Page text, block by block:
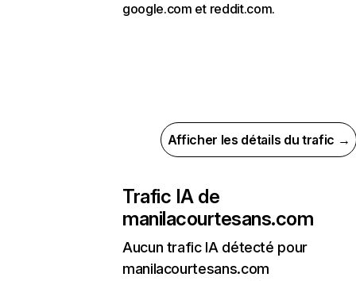
google.com et reddit.com.
Afficher les détails du trafic →
Trafic IA de
manilacourtesans.com
Aucun trafic IA détecté pour
manilacourtesans.com